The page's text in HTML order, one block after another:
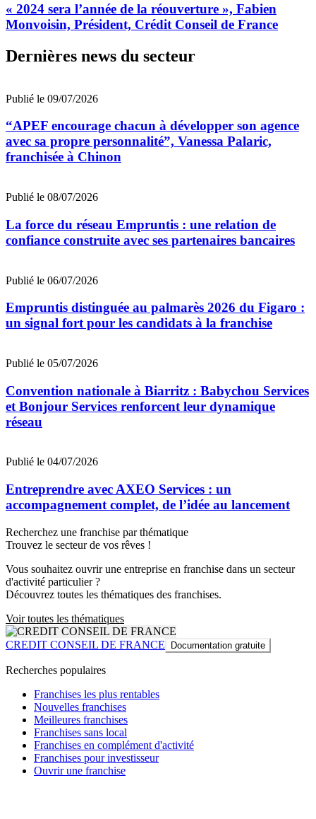
« 2024 sera l’année de la réouverture », Fabien
Monvoisin, Président, Crédit Conseil de France
Dernières news du secteur
Publié le 09/07/2026
“APEF encourage chacun à développer son agence
avec sa propre personnalité”, Vanessa Palaric,
franchisée à Chinon
Publié le 08/07/2026
La force du réseau Empruntis : une relation de
confiance construite avec ses partenaires bancaires
Publié le 06/07/2026
Empruntis distinguée au palmarès 2026 du Figaro :
un signal fort pour les candidats à la franchise
Publié le 05/07/2026
Convention nationale à Biarritz : Babychou Services
et Bonjour Services renforcent leur dynamique
réseau
Publié le 04/07/2026
Entreprendre avec AXEO Services : un
accompagnement complet, de l’idée au lancement
Recherchez une franchise par thématique
Trouvez le secteur de vos rêves !
Vous souhaitez ouvrir une entreprise en franchise dans un secteur
d'activité particulier ?
Découvrez toutes les thématiques des franchises.
Voir toutes les thématiques
CREDIT CONSEIL DE FRANCE Documentation gratuite
Recherches populaires
Franchises les plus rentables
Nouvelles franchises
Meilleures franchises
Franchises sans local
Franchises en complément d'activité
Franchises pour investisseur
Ouvrir une franchise